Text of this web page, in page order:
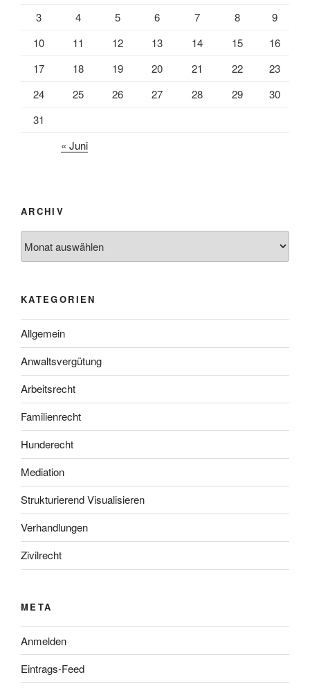
3
4 5 6 7 8
9
10
11 12 13 14 15
16
17
18 19 20 21 22
23
24
25 26 27 28 29
30
31
« Juni
ARCHIV
KATEGORIEN
Allgemein
Anwaltsvergütung
Arbeitsrecht
Familienrecht
Hunderecht
Mediation
Strukturierend Visualisieren
Verhandlungen
Zivilrecht
META
Anmelden
Eintrags-Feed